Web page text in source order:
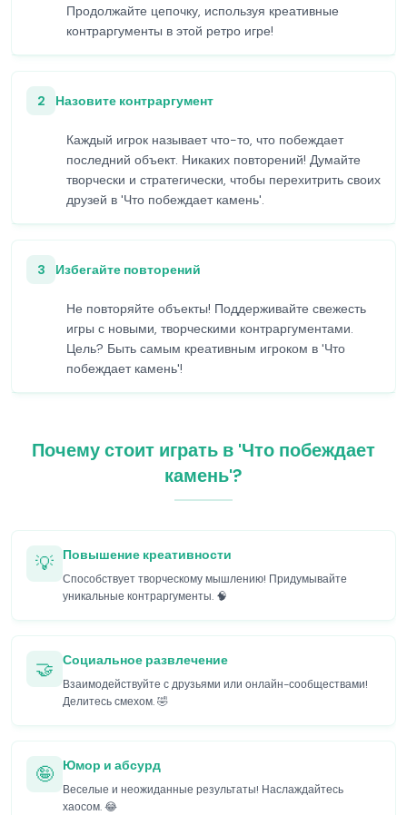
Продолжайте цепочку, используя креативные
контраргументы в этой ретро игре!
2 Назовите контраргумент
Каждый игрок называет что-то, что побеждает
последний объект. Никаких повторений! Думайте
творчески и стратегически, чтобы перехитрить своих
друзей в 'Что побеждает камень'.
3 Избегайте повторений
Не повторяйте объекты! Поддерживайте свежесть
игры с новыми, творческими контраргументами.
Цель? Быть самым креативным игроком в 'Что
побеждает камень'!
Почему стоит играть в 'Что побеждает
камень'?
💡 Повышение креативности
Способствует творческому мышлению! Придумывайте
уникальные контраргументы. 🧠
🤝 Социальное развлечение
Взаимодействуйте с друзьями или онлайн-сообществами!
Делитесь смехом. 🤣
🤪 Юмор и абсурд
Веселые и неожиданные результаты! Наслаждайтесь
хаосом. 😂